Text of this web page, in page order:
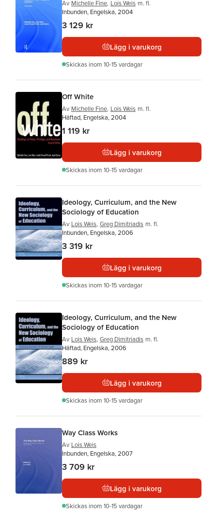
Av Michelle Fine, Lois Weis m. fl.
Inbunden, Engelska, 2004
3 129 kr
Lägg i varukorg
Skickas inom 10-15 vardagar
Off White
Av Michelle Fine, Lois Weis m. fl.
Häftad, Engelska, 2004
1 119 kr
Lägg i varukorg
Skickas inom 10-15 vardagar
Ideology, Curriculum, and the New
Sociology of Education
Av Lois Weis, Greg Dimitriadis m. fl.
Inbunden, Engelska, 2006
3 319 kr
Lägg i varukorg
Skickas inom 10-15 vardagar
Ideology, Curriculum, and the New
Sociology of Education
Av Lois Weis, Greg Dimitriadis m. fl.
Häftad, Engelska, 2006
889 kr
Lägg i varukorg
Skickas inom 10-15 vardagar
Way Class Works
Av Lois Weis
Inbunden, Engelska, 2007
3 709 kr
Lägg i varukorg
Skickas inom 10-15 vardagar